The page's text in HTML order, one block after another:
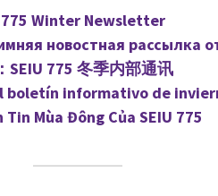
Winter Newsletter
новостная рассылка
SEIU 775 冬季内部通讯
boletín informativo de
Tin Mùa Đông Của SEIU 775